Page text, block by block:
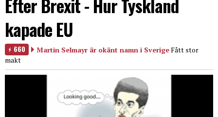
Efter Brexit - Hur Tyskland
kapade EU
660 Martin Selmayr är okänt namn i SverigeFått stor
makt